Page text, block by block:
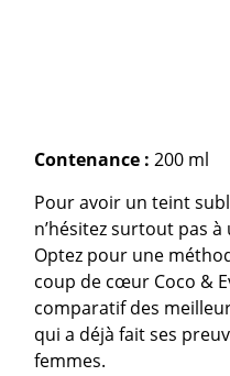
Contenance :200 ml
Pour avoir un teint
n’hésitez surtout pas
Optez pour une
coup de cœur Coco &
comparatif des
qui a déjà fait ses
femmes.